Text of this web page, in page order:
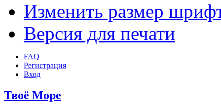
Изменить размер
Версия для печати
FAQ
Регистрация
Вход
Твоё Море